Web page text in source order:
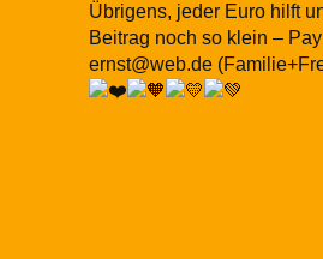
Übrigens, jeder Euro hilft
Beitrag noch so klein –
ernst@web.de